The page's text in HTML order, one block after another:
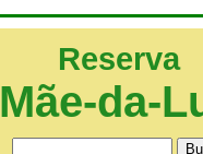
Reserva
Mãe-da-